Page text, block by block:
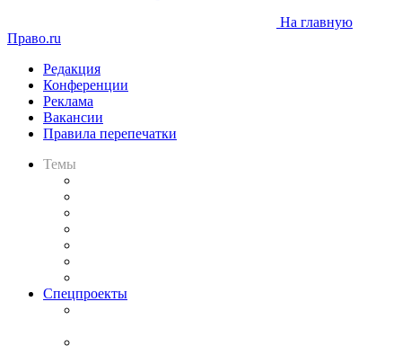
На главную
Право.ru
Редакция
Конференции
Реклама
Вакансии
Правила перепечатки
Темы
Спецпроекты